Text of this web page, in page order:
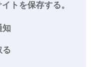
トを保存する。
知
る